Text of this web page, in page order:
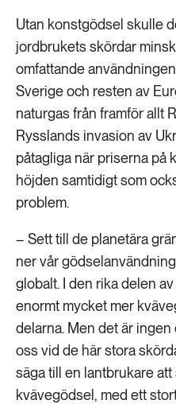
Utan konstgödsel skulle
jordbrukets skördar
omfattande
Sverige och resten av
naturgas från framför allt
Rysslands invasion av
påtagliga när priserna på
höjden samtidigt som
problem.
– Sett till de planetära
ner vår
globalt. I den rika delen
enormt mycket mer
delarna. Men det är
oss vid de här stora
säga till en lantbrukare
kvävegödsel, med ett